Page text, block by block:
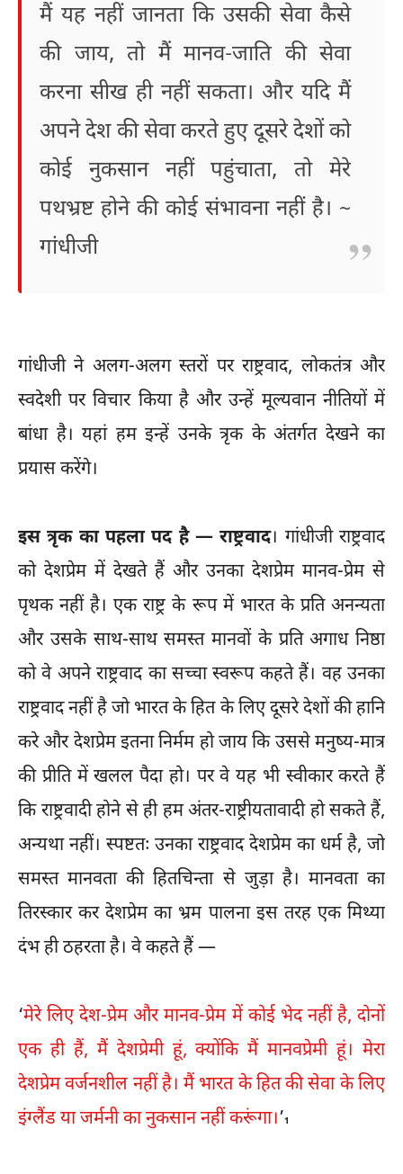
मैं यह नहीं जानता कि उसकी सेवा कैसे
की जाय, तो मैं मानव-जाति की सेवा
करना सीख ही नहीं सकता। और यदि मैं
अपने देश की सेवा करते हुए दूसरे देशों को
कोई नुकसान नहीं पहुंचाता, तो मेरे
पथभ्रष्ट होने की कोई संभावना नहीं है। ~
गांधीजी
गांधीजी ने अलग-अलग स्तरों पर राष्ट्रवाद, लोकतंत्र और
स्वदेशी पर विचार किया है और उन्हें मूल्यवान नीतियों में
बांधा है। यहां हम इन्हें उनके त्रृक के अंतर्गत देखने का
प्रयास करेंगे।
इस त्रृक का पहला पद है — राष्ट्रवाद। गांधीजी राष्ट्रवाद
को देशप्रेम में देखते हैं और उनका देशप्रेम मानव-प्रेम से
पृथक नहीं है। एक राष्ट्र के रूप में भारत के प्रति अनन्यता
और उसके साथ-साथ समस्त मानवों के प्रति अगाध निष्ठा
को वे अपने राष्ट्रवाद का सच्चा स्वरूप कहते हैं। वह उनका
राष्ट्रवाद नहीं है जो भारत के हित के लिए दूसरे देशों की हानि
करे और देशप्रेम इतना निर्मम हो जाय कि उससे मनुष्य-मात्र
की प्रीति में खलल पैदा हो। पर वे यह भी स्वीकार करते हैं
कि राष्ट्रवादी होने से ही हम अंतर-राष्ट्रीयतावादी हो सकते हैं,
अन्यथा नहीं। स्पष्टतः उनका राष्ट्रवाद देशप्रेम का धर्म है, जो
समस्त मानवता की हितचिन्ता से जुड़ा है। मानवता का
तिरस्कार कर देशप्रेम का भ्रम पालना इस तरह एक मिथ्या
दंभ ही ठहरता है। वे कहते हैं —
‘मेरे लिए देश-प्रेम और मानव-प्रेम में कोई भेद नहीं है, दोनों
एक ही हैं, मैं देशप्रेमी हूं, क्योंकि मैं मानवप्रेमी हूं। मेरा
देशप्रेम वर्जनशील नहीं है। मैं भारत के हित की सेवा के लिए
इंग्लैंड या जर्मनी का नुकसान नहीं करूंगा।’1